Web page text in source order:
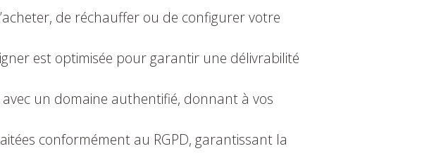
de réchauffer ou de configurer votre
est optimisée pour garantir une délivrabilité
un domaine authentifié, donnant à vos
conformément au RGPD, garantissant la